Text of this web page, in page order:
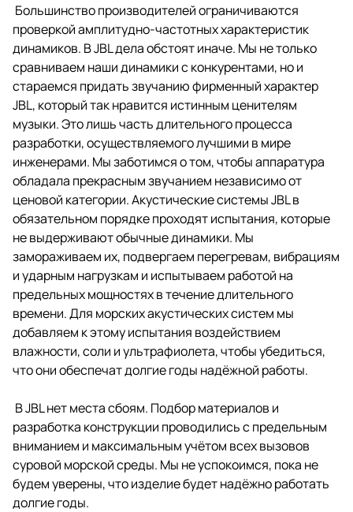
Большинство производителей ограничиваются
проверкой амплитудно-частотных характеристик
динамиков. В JBL дела обстоят иначе. Мы не только
сравниваем наши динамики с конкурентами, но и
стараемся придать звучанию фирменный характер
JBL, который так нравится истинным ценителям
музыки. Это лишь часть длительного процесса
разработки, осуществляемого лучшими в мире
инженерами. Мы заботимся о том, чтобы аппаратура
обладала прекрасным звучанием независимо от
ценовой категории. Акустические системы JBL в
обязательном порядке проходят испытания, которые
не выдерживают обычные динамики. Мы
замораживаем их, подвергаем перегревам, вибрациям
и ударным нагрузкам и испытываем работой на
предельных мощностях в течение длительного
времени. Для морских акустических систем мы
добавляем к этому испытания воздействием
влажности, соли и ультрафиолета, чтобы убедиться,
что они обеспечат долгие годы надёжной работы.
В JBL нет места сбоям. Подбор материалов и
разработка конструкции проводились с предельным
вниманием и максимальным учётом всех вызовов
суровой морской среды. Мы не успокоимся, пока не
будем уверены, что изделие будет надёжно работать
долгие годы.